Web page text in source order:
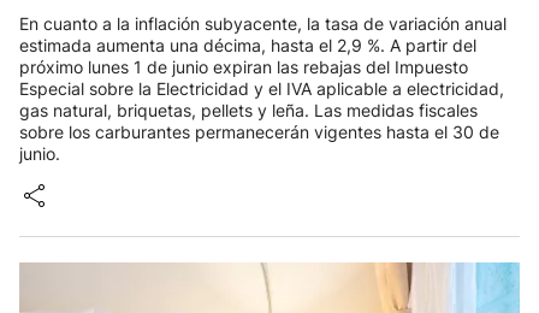
En cuanto a la inflación subyacente, la tasa de variación anual
estimada aumenta una décima, hasta el 2,9 %. A partir del
próximo lunes 1 de junio expiran las rebajas del Impuesto
Especial sobre la Electricidad y el IVA aplicable a electricidad,
gas natural, briquetas, pellets y leña. Las medidas fiscales
sobre los carburantes permanecerán vigentes hasta el 30 de
junio.